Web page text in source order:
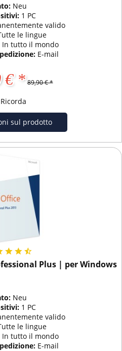
Neu
1 PC
valido
le lingue
In tutto il mondo
E-mail
€ * 89,90 € *
Ricorda
sul prodotto
Plus | per Windows
Neu
1 PC
valido
le lingue
In tutto il mondo
E-mail